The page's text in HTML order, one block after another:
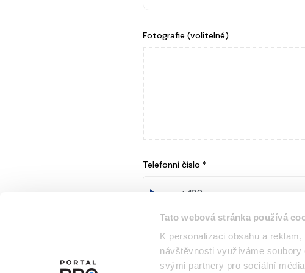
Tato webová stránka používá
K personalizaci obsahu a
návštěvnosti využíváme
svými partnery pro sociální
Fotografie (volitelné)
Telefonní číslo *
Jsem zástupce společnosti